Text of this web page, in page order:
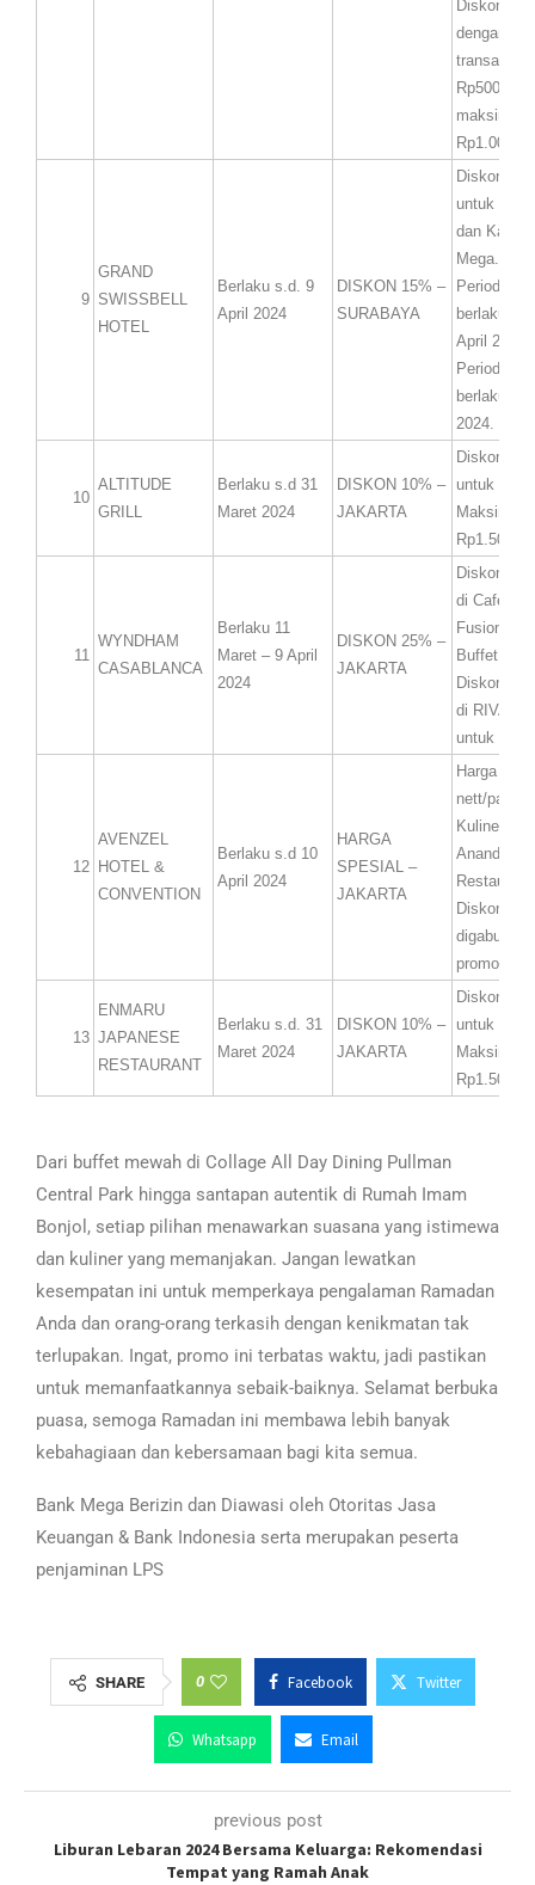
Diskon
dengan
transaksi
9
GRAND
SWISSBELL
HOTEL
Berlaku s.d. 9
April 2024
DISKON 15% –
SURABAYA
Diskon
untuk
dan Kartu
Mega.
Periode
berlaku 10
April 2024.
Periode
berlaku
2024.
10
ALTITUDE
GRILL
Berlaku s.d 31
Maret 2024
DISKON 10% –
JAKARTA
Diskon
untuk
11
WYNDHAM
CASABLANCA
Berlaku 11
Maret – 9 April
2024
DISKON 25% –
JAKARTA
Diskon
di Café
Fusion
Buffet.
Diskon
di RIVA
untuk
12
AVENZEL
HOTEL &
CONVENTION
Berlaku s.d 10
April 2024
HARGA
SPESIAL –
JAKARTA
Harga
nett/pax
Kuliner
Anandaras
Restaurant.
Diskon
promo
13
ENMARU
JAPANESE
RESTAURANT
Berlaku s.d. 31
Maret 2024
DISKON 10% –
JAKARTA
Diskon
untuk
Dari buffet mewah di Collage All Day Dining Pullman
Central Park hingga santapan autentik di Rumah Imam
Bonjol, setiap pilihan menawarkan suasana yang istimewa
dan kuliner yang memanjakan. Jangan lewatkan
kesempatan ini untuk memperkaya pengalaman Ramadan
Anda dan orang-orang terkasih dengan kenikmatan tak
terlupakan. Ingat, promo ini terbatas waktu, jadi pastikan
untuk memanfaatkannya sebaik-baiknya. Selamat berbuka
puasa, semoga Ramadan ini membawa lebih banyak
kebahagiaan dan kebersamaan bagi kita semua.
Bank Mega Berizin dan Diawasi oleh Otoritas Jasa
Keuangan & Bank Indonesia serta merupakan peserta
penjaminan LPS
SHARE 0 Facebook Twitter
Whatsapp Email
previous post
Liburan Lebaran 2024 Bersama Keluarga: Rekomendasi
Tempat yang Ramah Anak